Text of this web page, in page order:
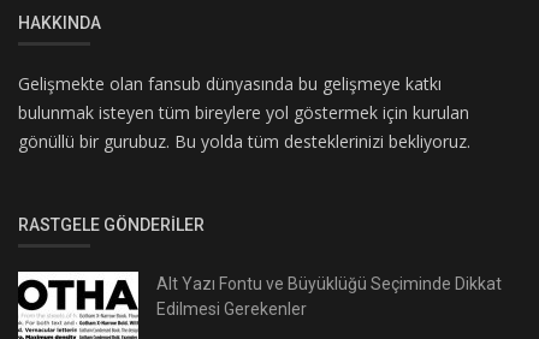
HAKKINDA
Gelişmekte olan fansub dünyasında bu gelişmeye katkı
bulunmak isteyen tüm bireylere yol göstermek için kurulan
gönüllü bir gurubuz. Bu yolda tüm desteklerinizi bekliyoruz.
RASTGELE GÖNDERILER
Alt Yazı Fontu ve Büyüklüğü Seçiminde Dikkat
Edilmesi Gerekenler